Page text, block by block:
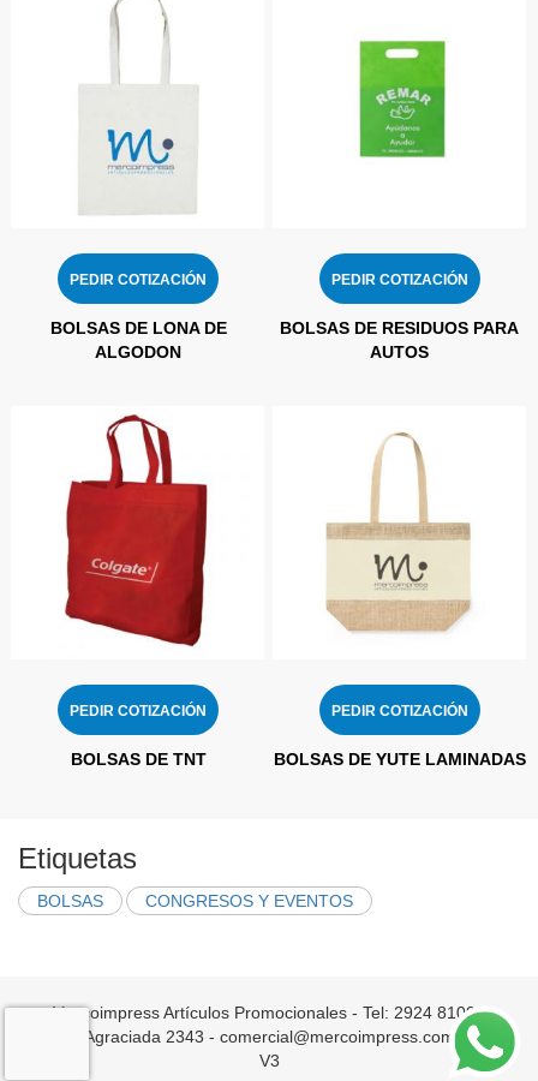
PEDIR COTIZACIÓN
BOLSAS DE LONA DE
ALGODON
PEDIR COTIZACIÓN
BOLSAS DE RESIDUOS PARA
AUTOS
PEDIR COTIZACIÓN
BOLSAS DE TNT
PEDIR COTIZACIÓN
BOLSAS DE YUTE LAMINADAS
Etiquetas
BOLSAS CONGRESOS Y EVENTOS
Mercoimpress Artículos Promocionales - Tel: 2924 8100 -
Agraciada 2343 - comercial@mercoimpress.com
V3